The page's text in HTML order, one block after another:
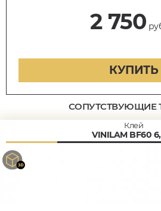
2 750
КУПИТЬ
СОПУТСТВУЮЩИЕ
Клей
VINILAM BF60